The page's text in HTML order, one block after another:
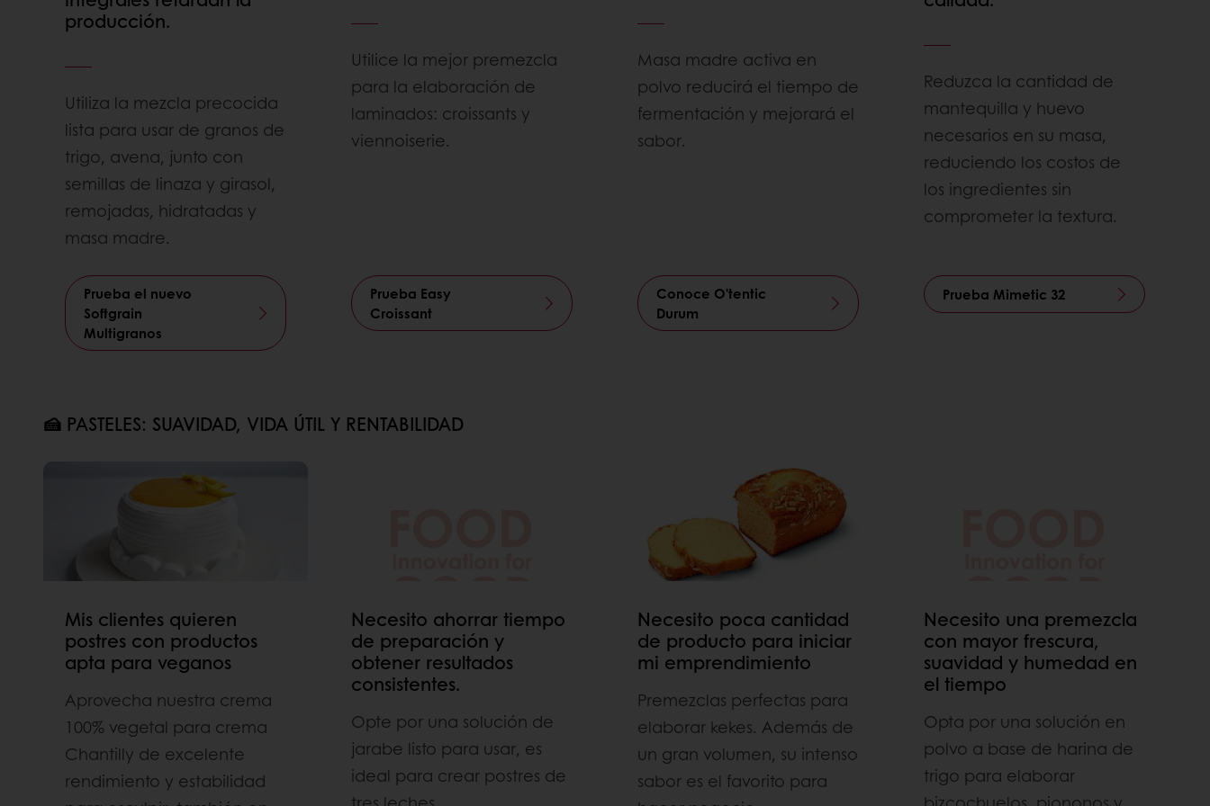
producción.
Utiliza la mezcla precocida
lista para usar de granos de
trigo, avena, junto con
semillas de linaza y girasol,
remojadas, hidratadas y
masa madre.
Prueba el nuevo
Softgrain
Multigranos
Utilice la mejor premezcla
para la elaboración de
laminados: croissants y
viennoiserie.
Prueba Easy
Croissant
Masa madre activa en
polvo reducirá el tiempo de
fermentación y mejorará el
sabor.
Conoce O'tentic
Durum
Reduzca la cantidad de
mantequilla y huevo
necesarios en su masa,
reduciendo los costos de
los ingredientes sin
comprometer la textura.
Prueba Mimetic 32
🍰 PASTELES: SUAVIDAD, VIDA ÚTIL Y RENTABILIDAD
Mis clientes quieren
postres con productos
apta para veganos
Aprovecha nuestra crema
100% vegetal para crema
Chantilly de excelente
rendimiento y estabilidad
Necesito ahorrar tiempo
de preparación y
obtener resultados
consistentes.
Opte por una solución de
jarabe listo para usar, es
ideal para crear postres de
Necesito poca cantidad
de producto para iniciar
mi emprendimiento
Premezclas perfectas para
elaborar kekes. Además de
un gran volumen, su intenso
sabor es el favorito para
Necesito una premezcla
con mayor frescura,
suavidad y humedad en
el tiempo
Opta por una solución en
polvo a base de harina de
trigo para elaborar